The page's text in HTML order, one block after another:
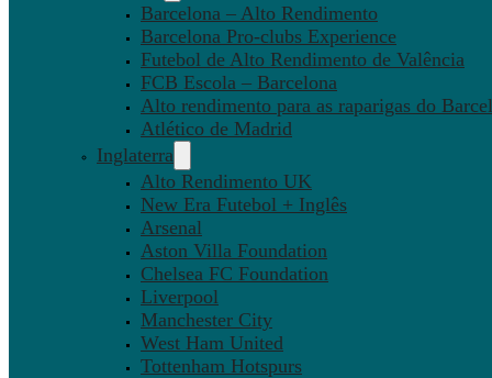
Barcelona – Alto Rendimento
Barcelona Pro-clubs Experience
Futebol de Alto Rendimento de Valência
FCB Escola – Barcelona
Alto rendimento para as raparigas do
Atlético de Madrid
Inglaterra
Alto Rendimento UK
New Era Futebol + Inglês
Arsenal
Aston Villa Foundation
Chelsea FC Foundation
Liverpool
Manchester City
West Ham United
Tottenham Hotspurs